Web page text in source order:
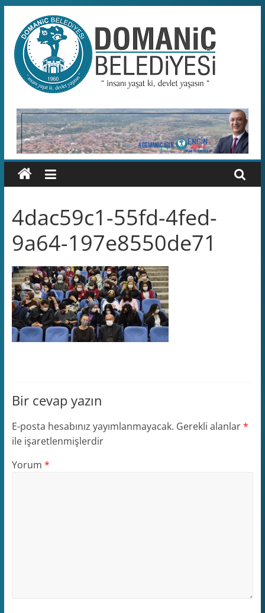
content
Domaniç
Belediyesi
T.C.
DOMANİÇ
BELEDİYESİ
RESMİ
WEB
4dac59c1-55fd-4fed-
9a64-197e8550de71
Bir cevap yazın
E-posta hesabınız yayımlanmayacak. Gerekli alanlar*
ile işaretlenmişlerdir
Yorum *